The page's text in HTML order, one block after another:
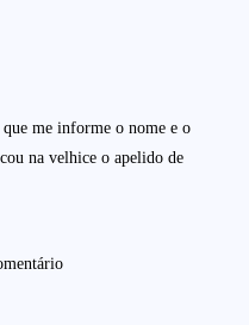
que me informe o nome e o
na velhice o apelido de